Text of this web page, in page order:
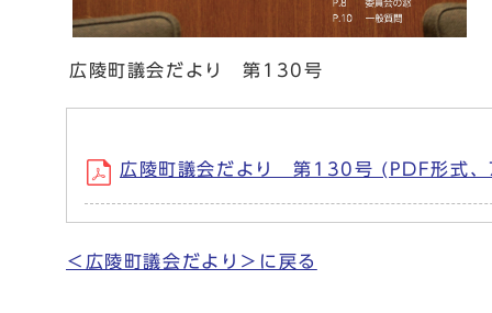
広陵町議会だより 第130号
広陵町議会だより 第130号 (PDF形式
＜広陵町議会だより＞に戻る